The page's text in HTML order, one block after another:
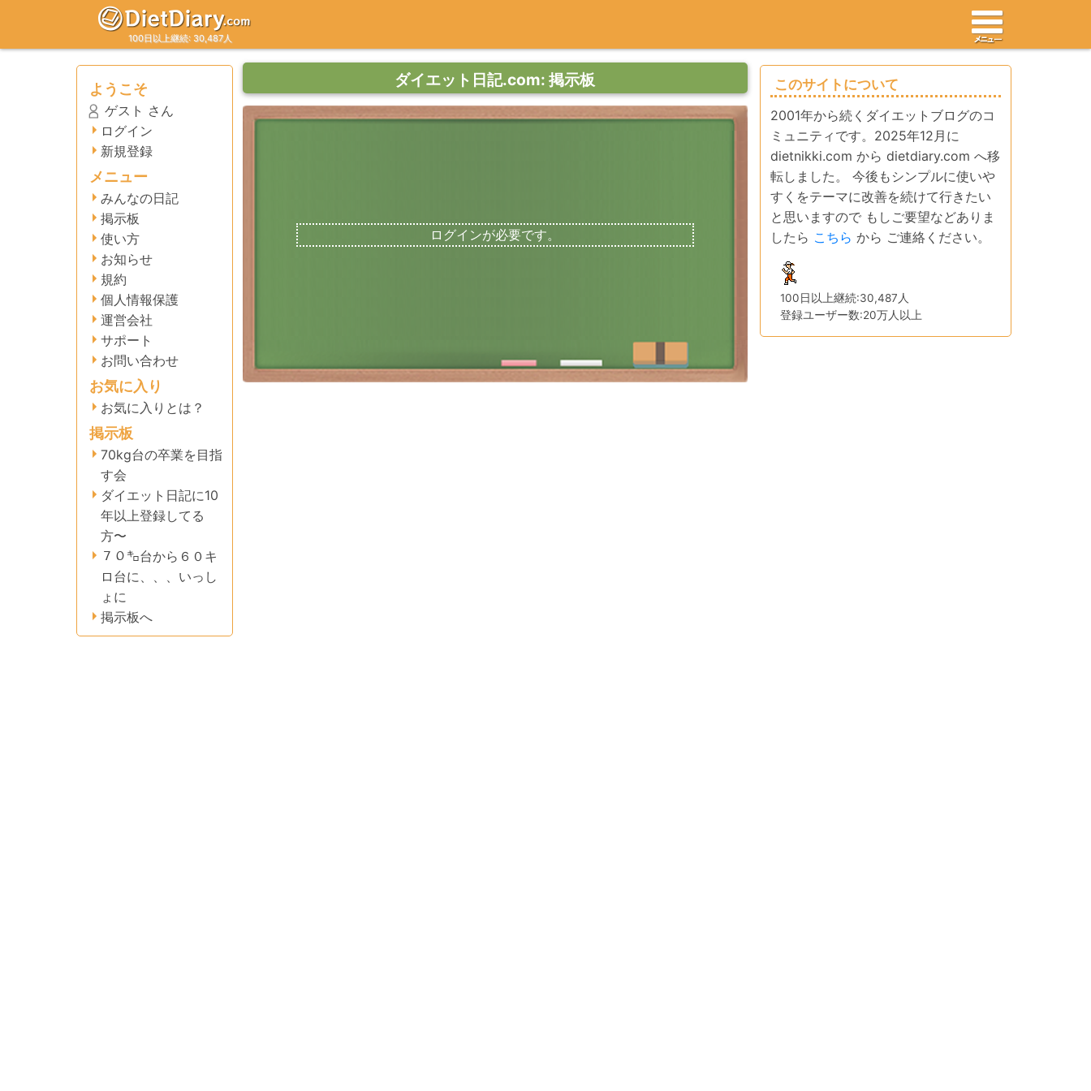
100日以上継続: 30,487人
ようこそ
ゲスト さん
ログイン
新規登録
メニュー
みんなの日記
掲示板
使い方
お知らせ
規約
個人情報保護
運営会社
サポート
お問い合わせ
お気に入り
お気に入りとは？
掲示板
70kg台の卒業を目指
す会
ダイエット日記に10
年以上登録してる
方〜
７０㌔台から６０キ
ロ台に、、、いっし
ょに
掲示板へ
ダイエット日記.com: 掲示板
ログインが必要です。
このサイトについて
2001年から続くダイエットブログのコ
ミュニティです。2025年12月に
dietnikki.com から dietdiary.com へ移
転しました。 今後もシンプルに使いや
すくをテーマに改善を続けて行きたい
と思いますので もしご要望などありま
したら こちら から ご連絡ください。
100日以上継続:30,487人
登録ユーザー数:20万人以上